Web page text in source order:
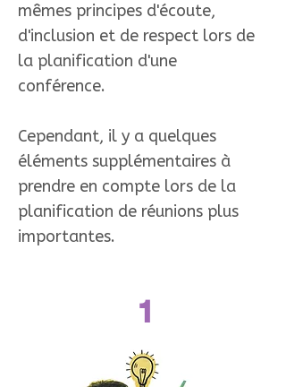
mêmes principes d'écoute,
d'inclusion et de respect lors de
la planification d'une
conférence.
Cependant, il y a quelques
éléments supplémentaires à
prendre en compte lors de la
planification de réunions plus
importantes.
1